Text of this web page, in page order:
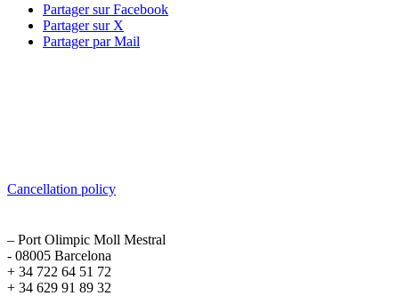
Partager sur Facebook
Partager sur X
Partager par Mail
Cancellation policy
– Port Olimpic Moll Mestral
- 08005 Barcelona
+ 34 722 64 51 72
+ 34 629 91 89 32